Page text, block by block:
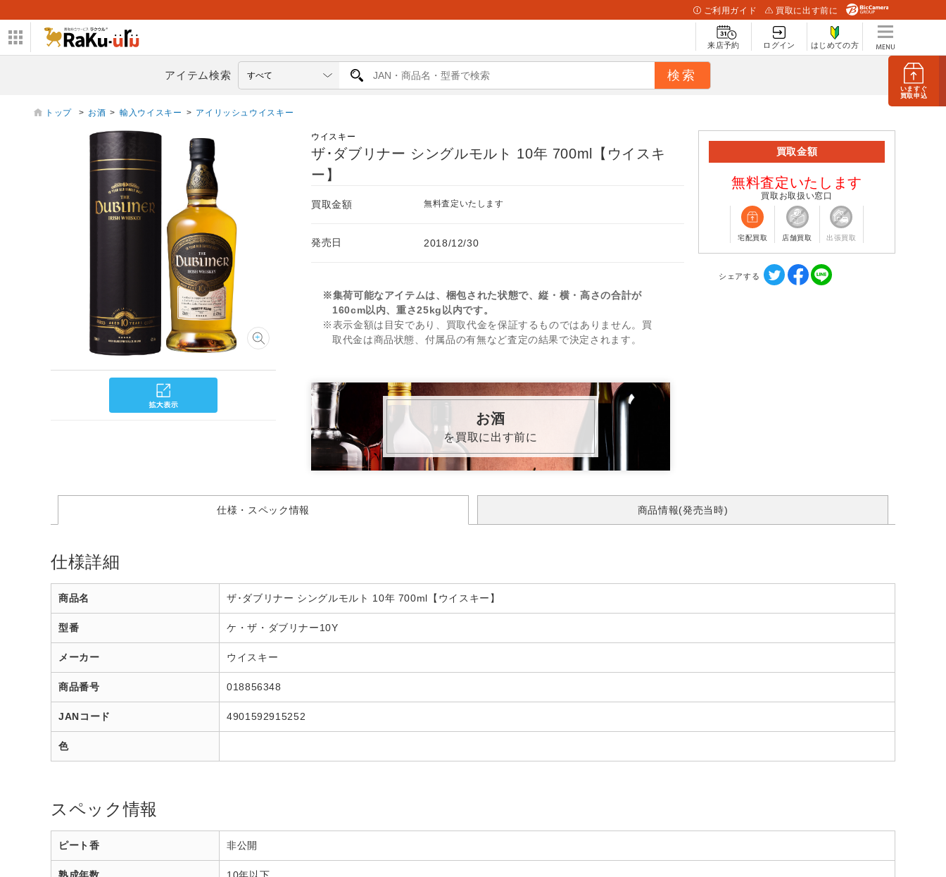
いますぐ
買取申込
ご利用ガイド 買取に出す前に
来店予約 ログイン はじめての方
アイテム検索
トップ > お酒 > 輸入ウイスキー > アイリッシュウイスキー
ウイスキー
ザ･ダブリナー シングルモルト 10年 700ml【ウイスキ
ー】
買取金額 無料査定いたします
発売日 2018/12/30
※集荷可能なアイテムは、梱包された状態で、縦・横・高さの合計が
160cm以内、重さ25kg以内です。
※表示金額は目安であり、買取代金を保証するものではありません。買
取代金は商品状態、付属品の有無など査定の結果で決定されます。
お酒
を買取に出す前に
買取金額
無料査定いたします
買取お取扱い窓口
宅配買取 店舗買取 出張買取
シェアする
仕様・スペック情報 商品情報(発売当時)
仕様詳細
商品名 ザ･ダブリナー シングルモルト 10年 700ml【ウイスキー】
型番 ケ・ザ・ダブリナー10Y
メーカー ウイスキー
商品番号 018856348
JANコード 4901592915252
色
スペック情報
ピート香 非公開